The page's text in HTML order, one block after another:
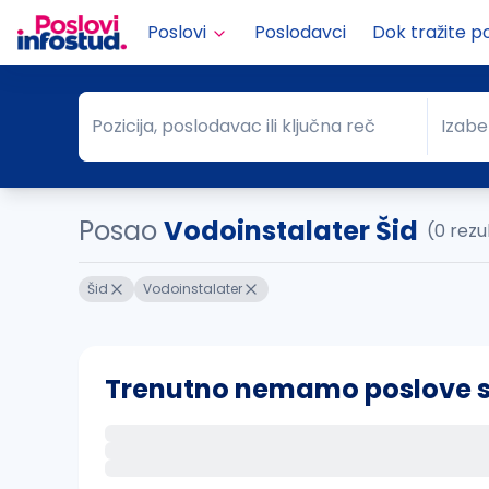
Poslovi Poslodavci Dok tražite
Pozicija, poslodavac ili ključna reč
Pozicija, poslodavac ili ključna reč Grad
PosaoVodoinstalater Šid (0
Šid Vodoinstalater
Trenutno nemamo poslove